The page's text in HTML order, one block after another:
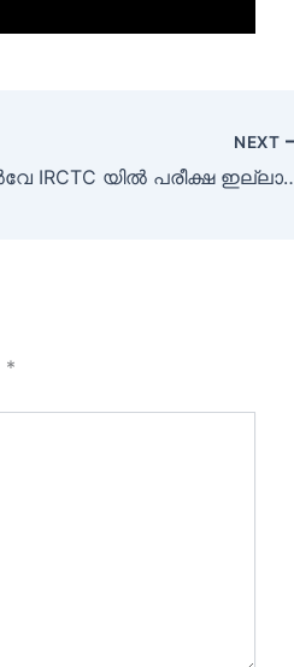
NEXT
റെയിൽവേ IRCTC യിൽ
*